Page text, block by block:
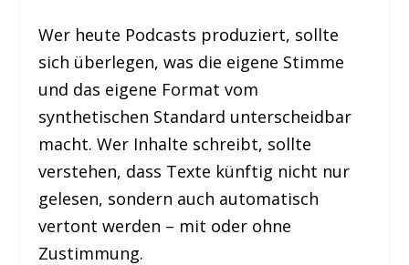
Wer heute Podcasts produziert, sollte
sich überlegen, was die eigene Stimme
und das eigene Format vom
synthetischen Standard unterscheidbar
macht. Wer Inhalte schreibt, sollte
verstehen, dass Texte künftig nicht nur
gelesen, sondern auch automatisch
vertont werden – mit oder ohne
Zustimmung.